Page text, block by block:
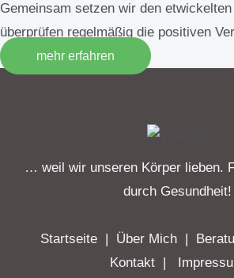
Gemeinsam setzen wir den etwickelten
überprüfen regelmäßig die positiven
mehr erfahren
… weil wir unseren Körper lieben.
durch Gesundheit!
Startseite | Über Mich |
Kontakt |